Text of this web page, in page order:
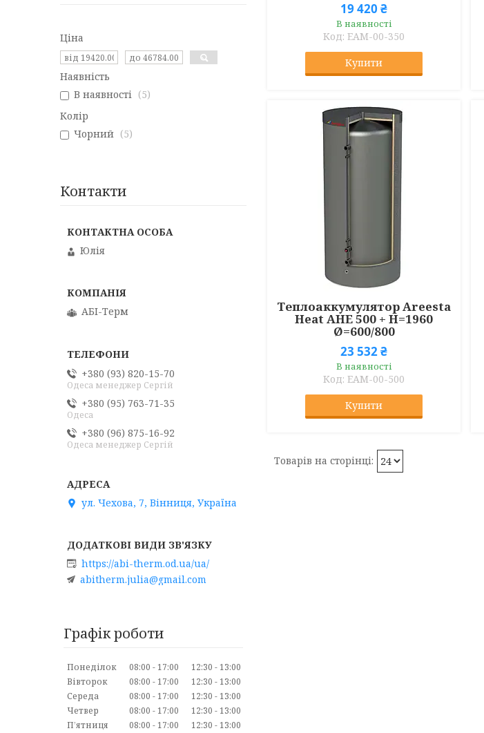
19 420 ₴
В наявності
EAM-00-350
Купити
Теплоаккумулятор Areesta
Heat AHE 500 + H=1960
Ø=600/800
23 532 ₴
В наявності
ЕАМ-00-500
Купити
Ціна
Наявність
В наявності
5
Колір
Чорний
5
Контакти
Юлія
АБІ-Терм
+380 (93) 820-15-70
Одеса менеджер Сергій
+380 (95) 763-71-35
Одеса
+380 (96) 875-16-92
Одеса менеджер Сергій
ул. Чехова, 7, Вінниця, Україна
https://abi-therm.od.ua/ua/
abitherm.julia@gmail.com
Графік роботи
Понеділок 08:00 17:00 12:30
13:00
Вівторок
08:00 17:00 12:30
13:00
Середа
08:00 17:00 12:30
13:00
Четвер
08:00 17:00 12:30
13:00
Пʼятниця
08:00 17:00 12:30 13:00